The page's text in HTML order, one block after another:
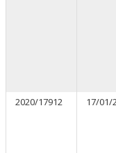
2020/17912
17/01/